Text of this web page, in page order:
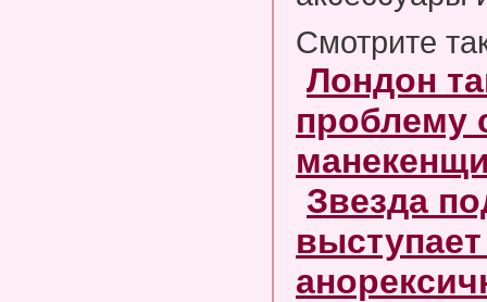
Смотрите
Лондон
проблему
Звезда